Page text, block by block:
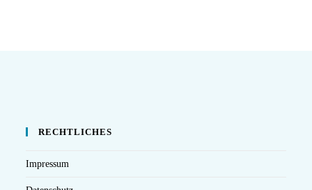
RECHTLICHES
Impressum